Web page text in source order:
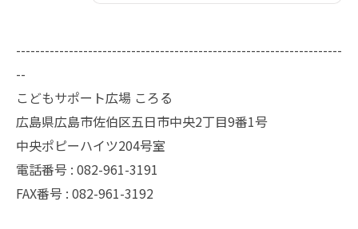
--------------------------------------------------------------------
--
こどもサポート広場 ころる
広島県広島市佐伯区五日市中央2丁目9番1号
中央ポピーハイツ204号室
電話番号 : 082-961-3191
FAX番号 : 082-961-3192